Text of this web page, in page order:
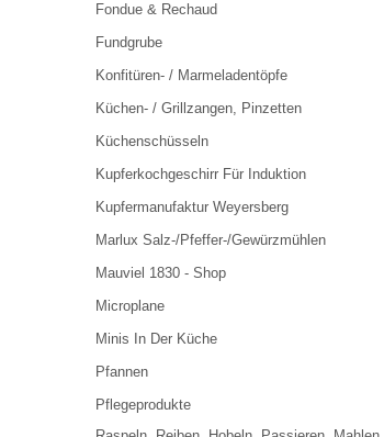
Fondue & Rechaud
Fundgrube
Konfitüren- / Marmeladentöpfe
Küchen- / Grillzangen, Pinzetten
Küchenschüsseln
Kupferkochgeschirr Für Induktion
Kupfermanufaktur Weyersberg
Marlux Salz-/Pfeffer-/Gewürzmühlen
Mauviel 1830 - Shop
Microplane
Minis In Der Küche
Pfannen
Pflegeprodukte